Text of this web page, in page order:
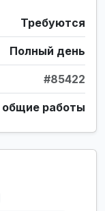
Требуются
Полный день
#85422
общие работы